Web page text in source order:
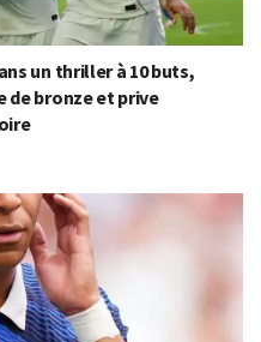
un thriller à 10 buts,
de bronze et prive